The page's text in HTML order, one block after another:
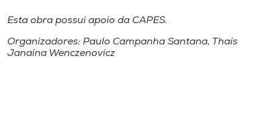
Unoesc
Store
Esta obra possui apoio da CAPES.
Organizadores: Paulo Campanha Santana, Thaís
Janaina Wenczenovicz